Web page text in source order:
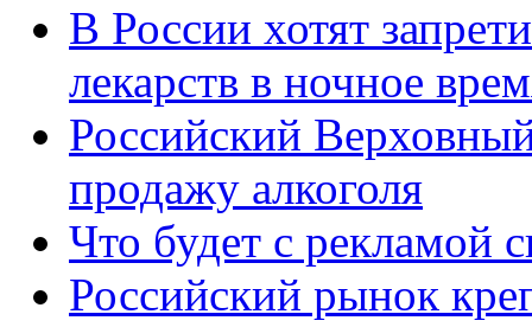
В России хотят
лекарств в ночное
Российский
продажу алкоголя
Что будет с рекламой
Российский рынок